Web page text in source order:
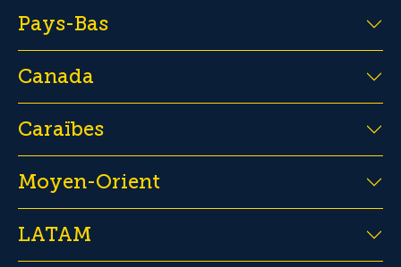
Pays-Bas
Canada
Caraïbes
Moyen-Orient
LATAM